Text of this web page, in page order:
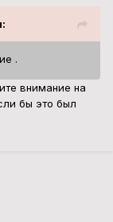
.
внимание на
бы это был